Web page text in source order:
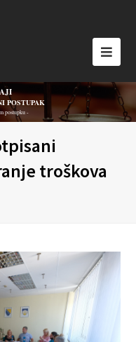
POSTUPAK
postupku -
troškova